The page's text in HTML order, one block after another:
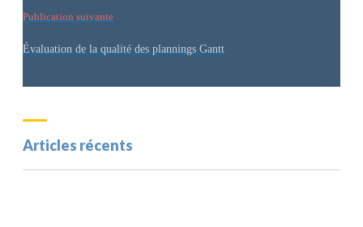
Articles récents
Publication suivante
Évaluation de la qualité des plannings Gantt